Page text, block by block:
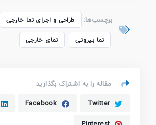
برچسب‌ها:
طراحی و اجرای نما خارجی
نما بیرونی
نمای خارجی
مقاله را به اشتراک بگذارید
Twitter
Facebook